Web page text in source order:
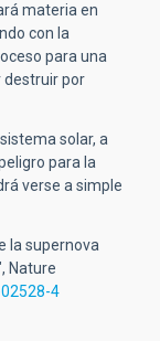
materia en
con la
para una
destruir por
solar, a
para la
verse a simple
Ia supernova
Nature
4